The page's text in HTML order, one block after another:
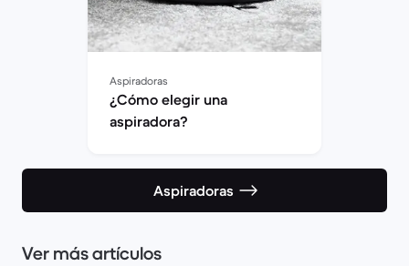
Aspiradoras
¿Cómo elegir una
aspiradora?
Aspiradoras
Ver más artículos